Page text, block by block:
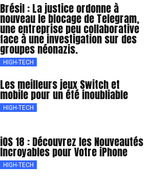
Brésil : La justice ordonne à
nouveau le blocage de Telegram,
une entreprise peu collaborative
face à une investigation sur des
groupes néonazis.
HIGH-TECH
Les meilleurs jeux Switch et
mobile pour un été inoubliable
HIGH-TECH
iOS 18 : Découvrez les Nouveautés
Incroyables pour Votre iPhone
HIGH-TECH